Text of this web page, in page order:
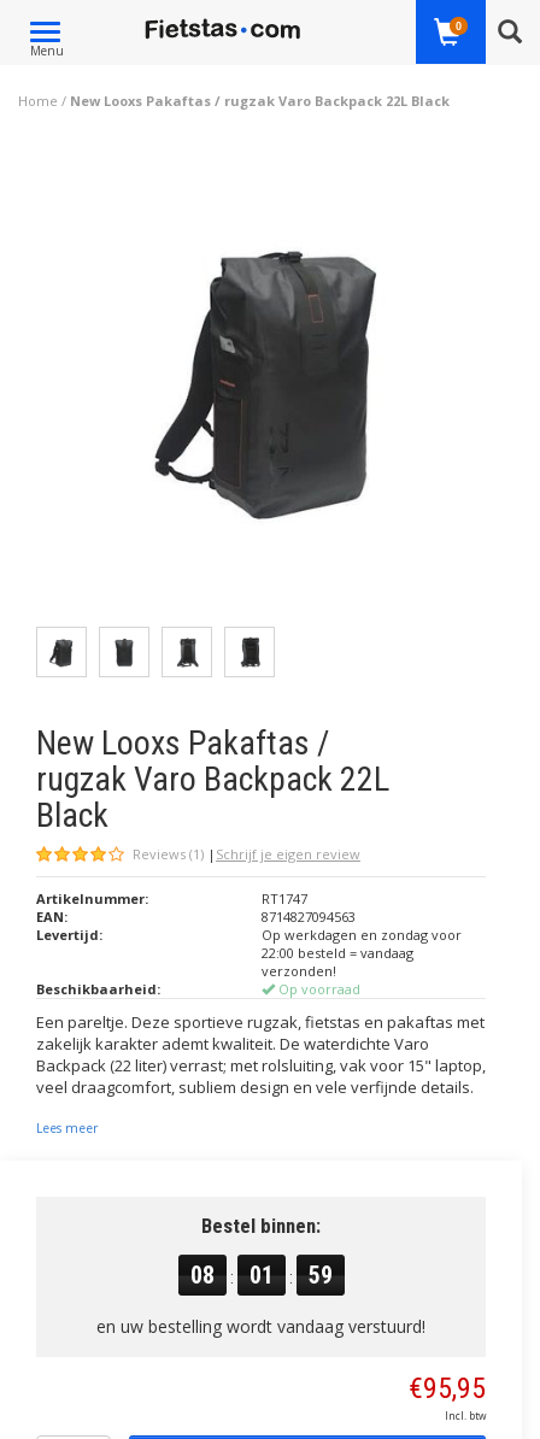
Toggle
navigation
Menu
0
Home / New Looxs Pakaftas / rugzak Varo Backpack 22L Black
New Looxs Pakaftas /
rugzak Varo Backpack 22L
Black
Reviews (1) | Schrijf je eigen review
Artikelnummer:
RT1747
EAN:
8714827094563
Levertijd:
Op werkdagen en zondag voor
22:00 besteld = vandaag
verzonden!
Beschikbaarheid:
Op voorraad
Een pareltje. Deze sportieve rugzak, fietstas en pakaftas met
zakelijk karakter ademt kwaliteit. De waterdichte Varo
Backpack (22 liter) verrast; met rolsluiting, vak voor 15" laptop,
veel draagcomfort, subliem design en vele verfijnde details.
Lees meer
Bestel binnen:
08 : 01 : 59
en uw bestelling wordt vandaag verstuurd!
€95,95
Incl. btw